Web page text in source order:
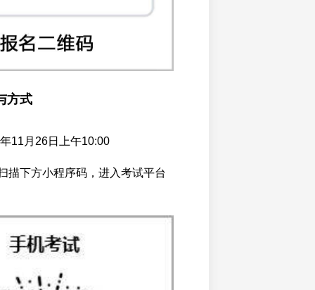
方式
11月26日上午10:00
描下方小程序码，进入考试平台